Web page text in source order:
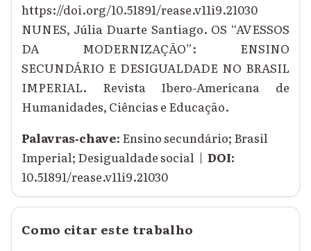
https://doi.org/10.51891/rease.v11i9.21030
NUNES, Júlia Duarte Santiago. OS “AVESSOS
DA MODERNIZAÇÃO”: ENSINO
SECUNDÁRIO E DESIGUALDADE NO BRASIL
IMPERIAL. Revista Ibero-Americana de
Humanidades, Ciências e Educação.
Palavras‑chave: Ensino secundário; Brasil
Imperial; Desigualdade social | DOI:
10.51891/rease.v11i9.21030
Como citar este trabalho